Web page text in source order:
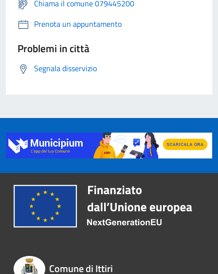
Chiama il comune 079445200
Prenota un appuntamento
Problemi in città
Segnala disservizio
Comune di Ittiri